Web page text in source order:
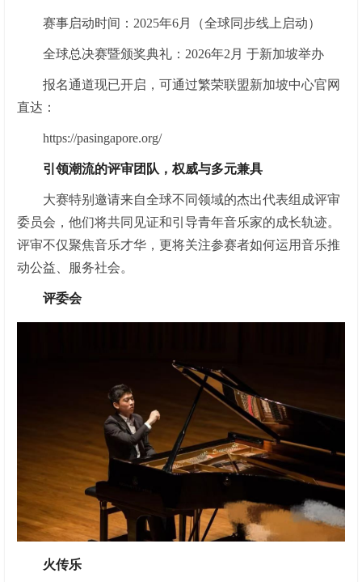
赛事启动时间：2025年6月（全球同步线上启动）
全球总决赛暨颁奖典礼：2026年2月 于新加坡举办
报名通道现已开启，可通过繁荣联盟新加坡中心官网
直达：
https://pasingapore.org/
引领潮流的评审团队，权威与多元兼具
大赛特别邀请来自全球不同领域的杰出代表组成评审
委员会，他们将共同见证和引导青年音乐家的成长轨迹。
评审不仅聚焦音乐才华，更将关注参赛者如何运用音乐推
动公益、服务社会。
评委会
火传乐